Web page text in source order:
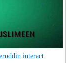
interact